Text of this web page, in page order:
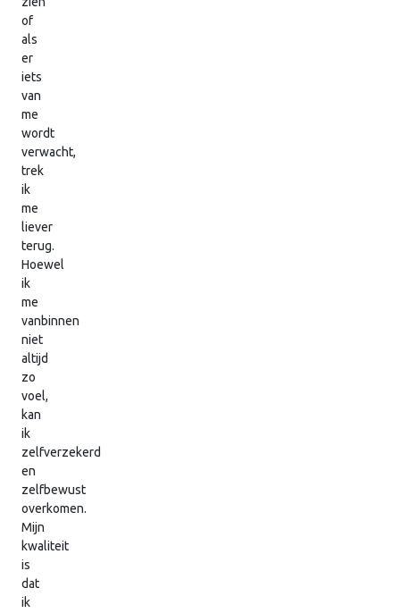
of
als
er
iets
van
me
wordt
verwacht,
trek
ik
me
liever
terug.
Hoewel
ik
me
vanbinnen
niet
altijd
zo
voel,
kan
ik
zelfverzekerd
en
zelfbewust
overkomen.
Mijn
kwaliteit
is
dat
ik